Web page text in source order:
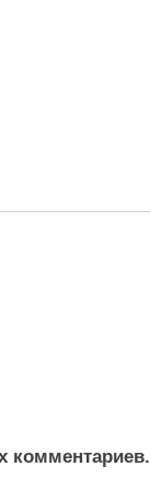
комментариев.